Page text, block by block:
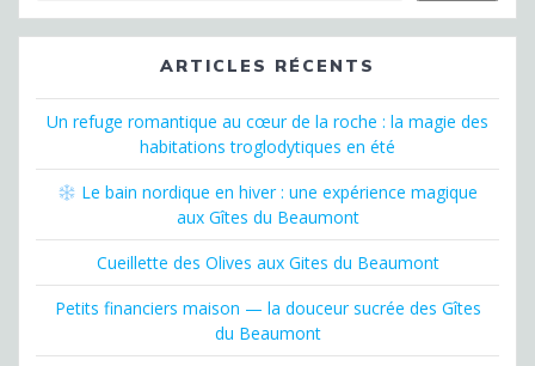
ARTICLES RÉCENTS
Un refuge romantique au cœur de la roche : la magie des
habitations troglodytiques en été
Le bain nordique en hiver : une expérience magique
aux Gîtes du Beaumont
Cueillette des Olives aux Gites du Beaumont
Petits financiers maison — la douceur sucrée des Gîtes
du Beaumont